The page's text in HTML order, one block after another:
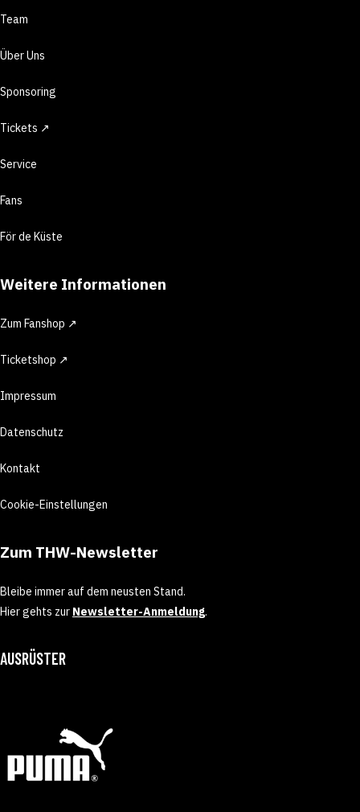
Team
Über Uns
Sponsoring
Tickets ↗
Service
Fans
För de Küste
Weitere Informationen
Zum Fanshop ↗
Ticketshop ↗
Impressum
Datenschutz
Kontakt
Cookie-Einstellungen
Zum THW-Newsletter
Bleibe immer auf dem neusten Stand.
Hier gehts zur Newsletter-Anmeldung.
AUSRÜSTER